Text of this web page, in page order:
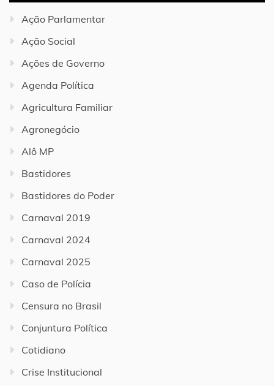
Ação Parlamentar
Ação Social
Ações de Governo
Agenda Política
Agricultura Familiar
Agronegócio
Alô MP
Bastidores
Bastidores do Poder
Carnaval 2019
Carnaval 2024
Carnaval 2025
Caso de Polícia
Censura no Brasil
Conjuntura Política
Cotidiano
Crise Institucional